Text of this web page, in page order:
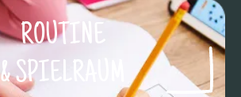
ROUTINE
& SPIELRAUM​